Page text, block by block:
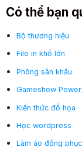
Có thể bạn
Bộ thương hiệu
File in khổ lớn
Phông sân khấu
Gameshow
Kiến thức đồ họa
Học wordpress
Làm áo đồng phục